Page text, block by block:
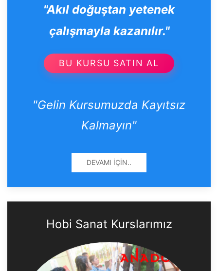
"Akıl doğuştan yetenek
çalışmayla kazanılır."
BU KURSU SATIN AL
"Gelin Kursumuzda Kayıtsız
Kalmayın"
DEVAMI İÇIN..
Hobi Sanat Kurslarımız